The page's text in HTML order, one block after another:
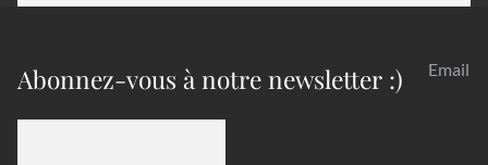
Abonnez-vous à notre newsletter :) Email